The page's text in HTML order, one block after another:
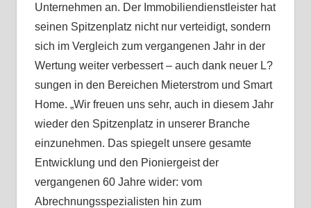
Unternehmen an. Der Immobiliendienstleister hat
seinen Spitzenplatz nicht nur verteidigt, sondern
sich im Vergleich zum vergangenen Jahr in der
Wertung weiter verbessert – auch dank neuer L?
sungen in den Bereichen Mieterstrom und Smart
Home. „Wir freuen uns sehr, auch in diesem Jahr
wieder den Spitzenplatz in unserer Branche
einzunehmen. Das spiegelt unsere gesamte
Entwicklung und den Pioniergeist der
vergangenen 60 Jahre wider: vom
Abrechnungsspezialisten hin zum